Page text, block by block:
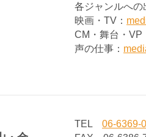
各ジャンルへの
映画・TV：
CM・舞台・VP
声の仕事：
TEL 06-6369-